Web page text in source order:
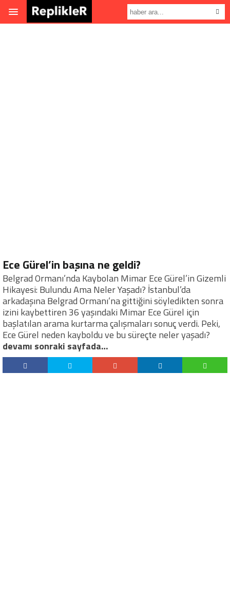
Ece Gürel’in başına ne geldi?
Belgrad Ormanı’nda Kaybolan Mimar Ece Gürel’in Gizemli
Hikayesi: Bulundu Ama Neler Yaşadı? İstanbul’da
arkadaşına Belgrad Ormanı’na gittiğini söyledikten sonra
izini kaybettiren 36 yaşındaki Mimar Ece Gürel için
başlatılan arama kurtarma çalışmaları sonuç verdi. Peki,
Ece Gürel neden kayboldu ve bu süreçte neler yaşadı?
devamı sonraki sayfada…